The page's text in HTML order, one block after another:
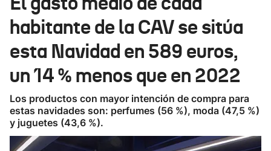
Ikusmiran
Eguraldia
habitante de la CAV se sitúa
esta Navidad en 589 euros,
un 14 % menos que en 2022
Los productos con mayor intención de compra para
estas navidades son: perfumes (56 %), moda (47,5 %)
y juguetes (43,6 %).